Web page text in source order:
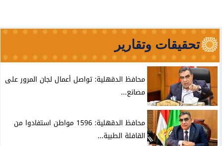
تحقيقات وتقارير
محافظ الدقهلية: تواصل أعمال لجان المرور على
مصانع...
محافظ الدقهلية: 1596 مواطن استفادوا من
القافلة الطبية...